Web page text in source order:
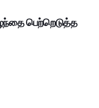
பெற்றெடுத்த